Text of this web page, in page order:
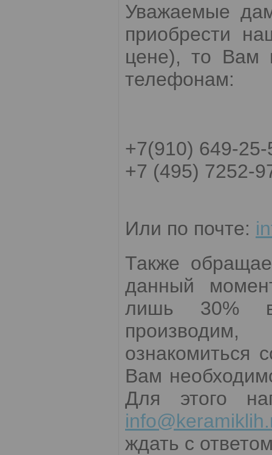
Уважаемые
приобрести
цене), то Вам
телефонам:
+7(910) 649-25-
+7 (495) 7252-
Или по почте:
Также
данный
лишь 30%
ознакомиться
Вам
Для этого
ждать с